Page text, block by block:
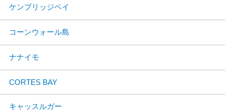
ケンブリッジベイ
コーンウォール島
ナナイモ
CORTES BAY
キャッスルガー